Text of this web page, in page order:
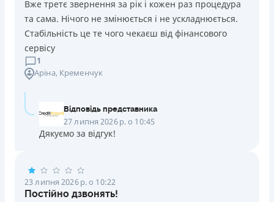
Через термінали Приватбанку
Через термінали самообслуговування
Ліцензія НБУ
Ліцензія переоформлена 14.03.2024 р.
Вже третє звернення за рік і кожен раз процедура
та сама. Нічого не змінюється і не ускладнюється.
Стабільність це те чого чекаєш від фінансового
сервісу
1
Аріна, Кременчук
Відповідь представника
27 липня 2026 р. о 10:45
Дякуємо за відгук!
23 липня 2026 р. о 10:22
Постійно дзвонять!